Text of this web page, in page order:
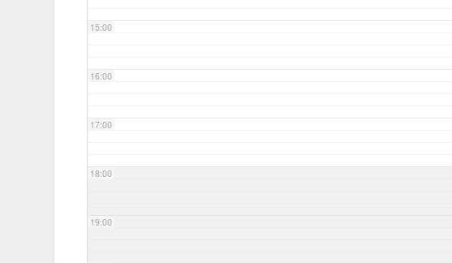
15:00
16:00
17:00
18:00
19:00